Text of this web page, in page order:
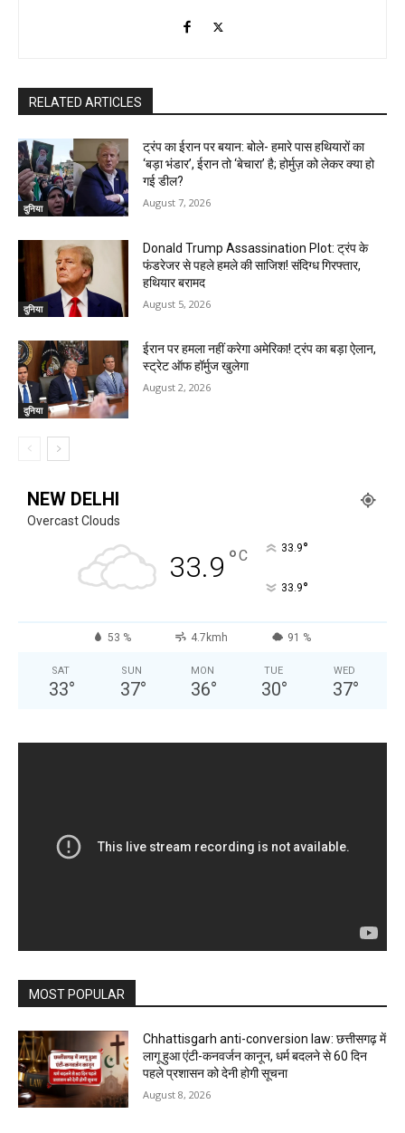
RELATED ARTICLES
दुनिया
ट्रंप का ईरान पर बयान: बोले- हमारे पास हथियारों का
‘बड़ा भंडार’, ईरान तो ‘बेचारा’ है; होर्मुज़ को लेकर क्या हो
गई डील?
August 7, 2026
दुनिया
Donald Trump Assassination Plot: ट्रंप के
फंडरेजर से पहले हमले की साजिश! संदिग्ध गिरफ्तार,
हथियार बरामद
August 5, 2026
दुनिया
ईरान पर हमला नहीं करेगा अमेरिका! ट्रंप का बड़ा ऐलान,
स्ट्रेट ऑफ हॉर्मुज खुलेगा
August 2, 2026
NEW DELHI
Overcast Clouds
33.9 °C 33.9°
33.9°
53 % 4.7kmh 91 %
SAT
33°
SUN
37°
MON
36°
TUE
30°
WED
37°
MOST POPULAR
Chhattisgarh anti-conversion law: छत्तीसगढ़ में
लागू हुआ एंटी-कनवर्जन कानून, धर्म बदलने से 60 दिन
पहले प्रशासन को देनी होगी सूचना
August 8, 2026